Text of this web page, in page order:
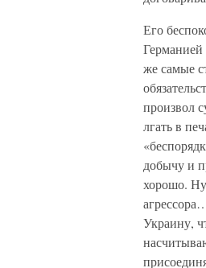
Его
же самые
произвол
лгать в
добычу и
хорошо.
Украину,